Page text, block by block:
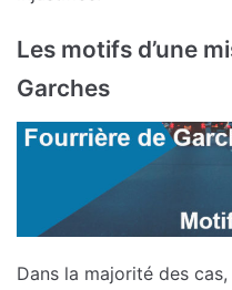
Les motifs d’une
Garches
Dans la majorité des